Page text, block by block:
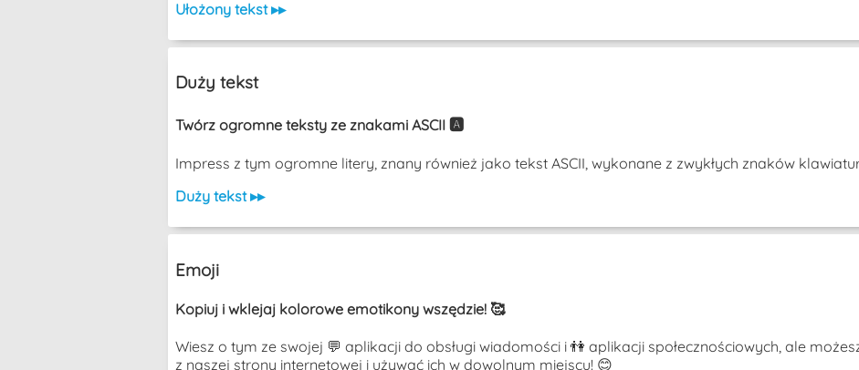
Ułożony tekst ▸▸
Duży tekst
Twórz ogromne teksty ze znakami ASCII 🅰️
Impress z tym ogromne litery, znany również jako tekst ASCII, wykonane z zwykłych znaków
Duży tekst ▸▸
Emoji
Kopiuj i wklejaj kolorowe emotikony wszędzie! 🥰
Wiesz o tym ze swojej 💬 aplikacji do obsługi wiadomości i 👫 aplikacji społecznościowych, ale
z naszej strony internetowej i używać ich w dowolnym miejscu! 😊